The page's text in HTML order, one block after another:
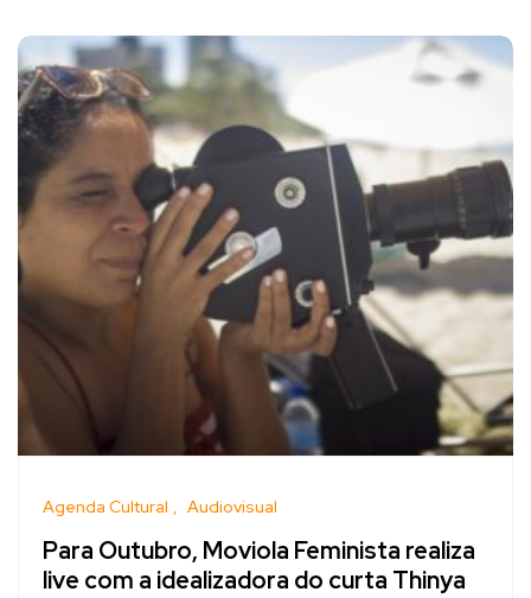
Agenda Cultural Audiovisual
Para Outubro, Moviola Feminista realiza
live com a idealizadora do curta Thinya